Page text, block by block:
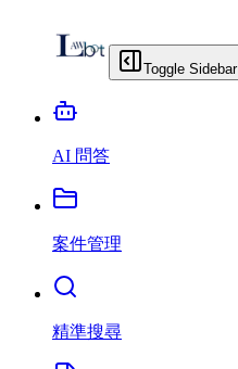
Toggle Sidebar
AI 問答
案件管理
精準搜尋